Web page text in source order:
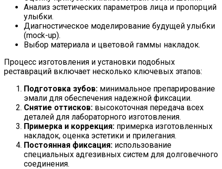
Анализ эстетических параметров лица и пропорций
улыбки.
Диагностическое моделирование будущей улыбки
(mock-up).
Выбор материала и цветовой гаммы накладок.
Процесс изготовления и установки подобных
реставраций включает несколько ключевых этапов:
Подготовка зубов: минимальное препарирование
эмали для обеспечения надежной фиксации.
Снятие оттисков: высокоточная передача всех
деталей для лабораторного изготовления.
Примерка и коррекция: примерка изготовленных
накладок, оценка эстетики и прилегания.
Постоянная фиксация: использование
специальных адгезивных систем для долговечного
соединения.